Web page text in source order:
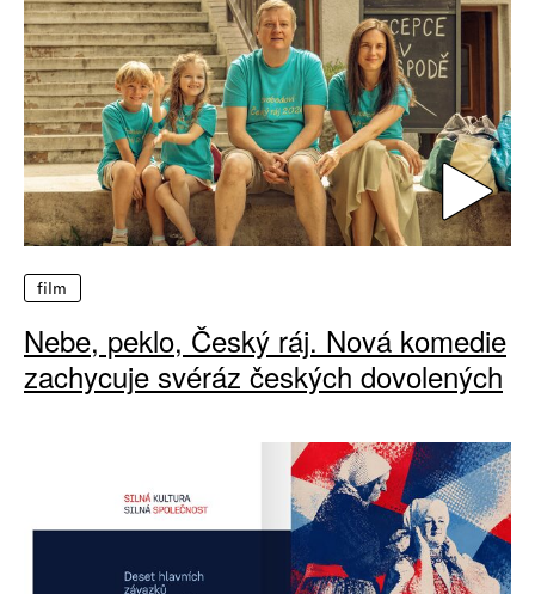
film
Nebe, peklo, Český ráj. Nová komedie
zachycuje svéráz českých dovolených